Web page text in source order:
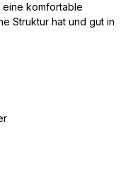
eine komfortable
Struktur hat und gut in